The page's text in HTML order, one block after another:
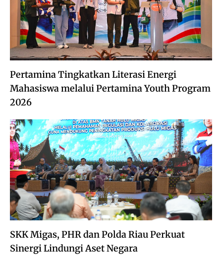
Pertamina Tingkatkan Literasi Energi
Mahasiswa melalui Pertamina Youth Program
2026
SKK Migas, PHR dan Polda Riau Perkuat
Sinergi Lindungi Aset Negara